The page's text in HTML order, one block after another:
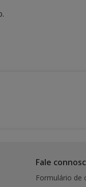
Fale
Formulário de